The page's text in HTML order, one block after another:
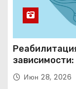
программы,
Июн 28, 2026